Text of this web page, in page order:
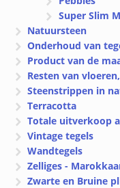
Super Slim
Natuursteen
Onderhoud van
Product van de
Resten van
Steenstrippen in
Terracotta
Totale uitverkoop
Vintage tegels
Wandtegels
Zelliges -
Zwarte en Bruine